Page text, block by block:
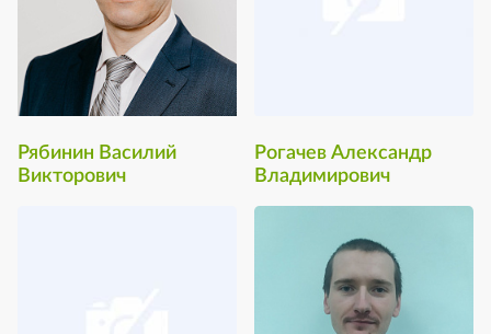
Рябинин Василий
Викторович
Рогачев Александр
Владимирович